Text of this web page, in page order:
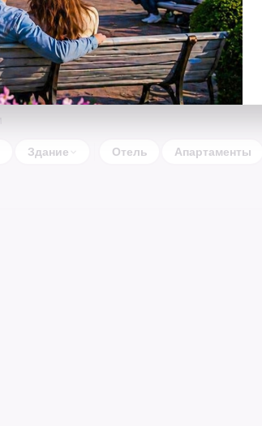
ГОСТИ
2 гостя
Здание Отель Апартаменты